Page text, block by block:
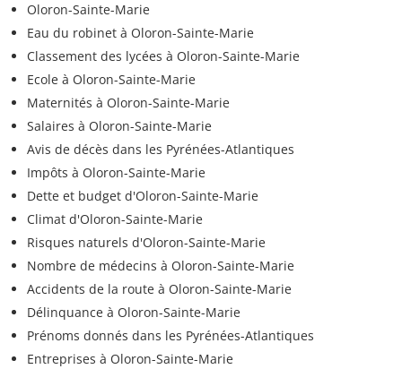
Oloron-Sainte-Marie
Eau du robinet à Oloron-Sainte-Marie
Classement des lycées à Oloron-Sainte-Marie
Ecole à Oloron-Sainte-Marie
Maternités à Oloron-Sainte-Marie
Salaires à Oloron-Sainte-Marie
Avis de décès dans les Pyrénées-Atlantiques
Impôts à Oloron-Sainte-Marie
Dette et budget d'Oloron-Sainte-Marie
Climat d'Oloron-Sainte-Marie
Risques naturels d'Oloron-Sainte-Marie
Nombre de médecins à Oloron-Sainte-Marie
Accidents de la route à Oloron-Sainte-Marie
Délinquance à Oloron-Sainte-Marie
Prénoms donnés dans les Pyrénées-Atlantiques
Entreprises à Oloron-Sainte-Marie